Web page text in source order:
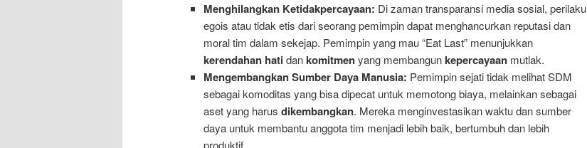
Menghilangkan Ketidakpercayaan: Di zaman transparansi media sosial, perilaku
egois atau tidak etis dari seorang pemimpin dapat menghancurkan reputasi dan
moral tim dalam sekejap. Pemimpin yang mau “Eat Last” menunjukkan
kerendahan hatidankomitmenyang membangunkepercayaanmutlak.
Mengembangkan Sumber Daya Manusia: Pemimpin sejati tidak melihat SDM
sebagai komoditas yang bisa dipecat untuk memotong biaya, melainkan sebagai
aset yang harus dikembangkan. Mereka menginvestasikan waktu dan sumber
daya untuk membantu anggota tim menjadi lebih baik, bertumbuh dan lebih
produktif.